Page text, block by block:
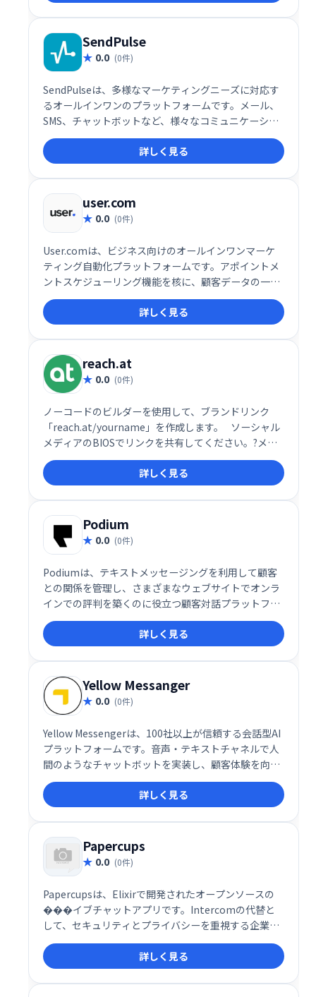
SendPulse
0.0 (0件)
SendPulseは、多様なマーケティングニーズに対応す
るオールインワンのプラットフォームです。メール、
SMS、チャットボットなど、様々なコミュニケーショ
ンチャネルを活用したマーケティングキャンペーンを
効率的に実行できます。ユーザーフレンドリーなイン
ターフェースで、初心者にも簡単に利用可能。顧客エ
ンゲージメントを高め、ビジネス成長を促進します。
詳細な分析機能も搭載し、効果測定も容易です。
詳しく見る
user.com
0.0 (0件)
User.comは、ビジネス向けのオールインワンマーケ
ティング自動化プラットフォームです。アポイントメ
ントスケジューリング機能を核に、顧客データの一元
管理でエンゲージメントとコンバージョン率向上を実
現します。様々なコミュニケーションチャネルを統合
し、効率的な顧客接点を促進。予約スケジュールの最
適化で、ビジネス成長を支援します。
詳しく見る
reach.at
0.0 (0件)
ノーコードのビルダーを使用して、ブランドリンク
「reach.at/yourname」を作成します。⠀ソーシャル
メディアのBIOSでリンクを共有してください。?メー
ルの署名✉️など。誰かがあなたに連絡したときにすぐ
にメール通知を受け取ります。
詳しく見る
Podium
0.0 (0件)
Podiumは、テキストメッセージングを利用して顧客
との関係を管理し、さまざまなウェブサイトでオンラ
インでの評判を築くのに役立つ顧客対話プラットフォ
ームです。
詳しく見る
Yellow Messanger
0.0 (0件)
Yellow Messengerは、100社以上が信頼する会話型AI
プラットフォームです。音声・テキストチャネルで人
間のようなチャットボットを実装し、顧客体験を向上
させます。強力なNLPエンジン、感情分析、90以上の
言語対応など、高度な機能を備え、コンタクトセンタ
ーの自動化にも貢献します。エンドツーエンドの会話
設計で、スムーズなコミュニケーションを実現しま
す。
詳しく見る
Papercups
0.0 (0件)
Papercupsは、Elixirで開発されたオープンソースの
���イブチャットアプリです。Intercomの代替と
して、セキュリティとプライバシーを重視する企業に
自己ホスト型ソリューションを提供します。ソースコ
ードへのアクセスが可能で、カスタマイズ性に優れて
います。
詳しく見る